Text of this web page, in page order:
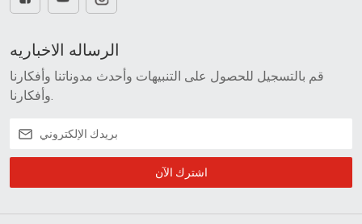
الرساله الاخباريه
قم بالتسجيل للحصول على التنبيهات وأحدث مدوناتنا وأفكارنا
اشترك الآن